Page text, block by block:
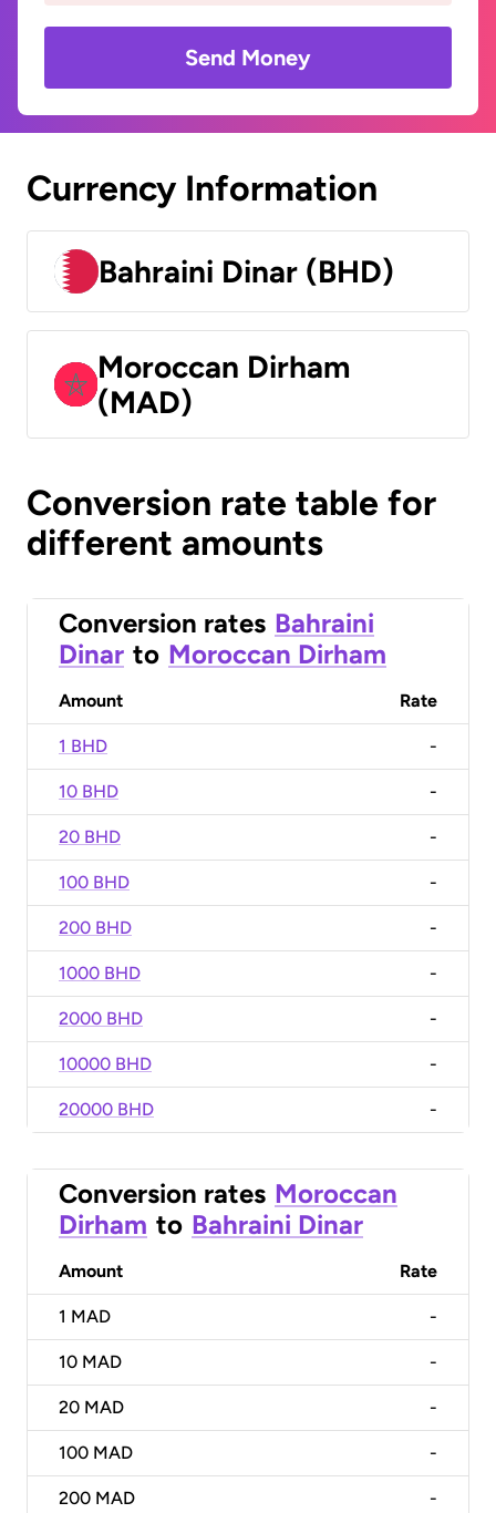
Send Money
Currency Information
Bahraini Dinar (BHD)
Moroccan Dirham
(MAD)
Conversion rate table for
different amounts
Conversion rates Bahraini
Dinar to Moroccan Dirham
Amount Rate
1 BHD -
10 BHD -
20 BHD -
100 BHD -
200 BHD -
1000 BHD -
2000 BHD -
10000 BHD -
20000 BHD -
Conversion rates Moroccan
Dirham to Bahraini Dinar
Amount Rate
1 MAD -
10 MAD -
20 MAD -
100 MAD -
200 MAD -